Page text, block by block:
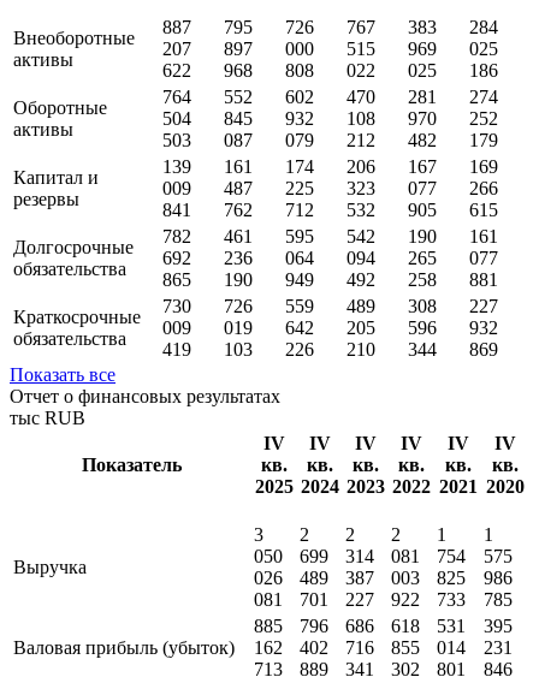
Внеоборотные
активы
887
207
622
795
897
968
726
000
808
767
515
022
383
969
025
284
025
186
Оборотные
активы
764
504
503
552
845
087
602
932
079
470
108
212
281
970
482
274
252
179
Капитал и
резервы
139
009
841
161
487
762
174
225
712
206
323
532
167
077
905
169
266
615
Долгосрочные
обязательства
782
692
865
461
236
190
595
064
949
542
094
492
190
265
258
161
077
881
Краткосрочные
обязательства
730
009
419
726
019
103
559
642
226
489
205
210
308
596
344
227
932
869
Показать все
Отчет о финансовых результатах
тыс RUB
Показатель
IV
кв.
2025
IV
кв.
2024
IV
кв.
2023
IV
кв.
2022
IV
кв.
2021
IV
кв.
2020
Выручка
3
050
026
081
2
699
489
701
2
314
387
227
2
081
003
922
1
754
825
733
1
575
986
785
Валовая прибыль (убыток)
885
162
713
796
402
889
686
716
341
618
855
302
531
014
801
395
231
846